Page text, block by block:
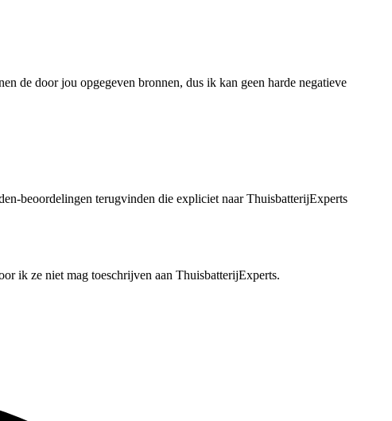
de door jou opgegeven bronnen, dus ik kan geen harde negatieve
beoordelingen terugvinden die expliciet naar ThuisbatterijExperts
ik ze niet mag toeschrijven aan ThuisbatterijExperts.